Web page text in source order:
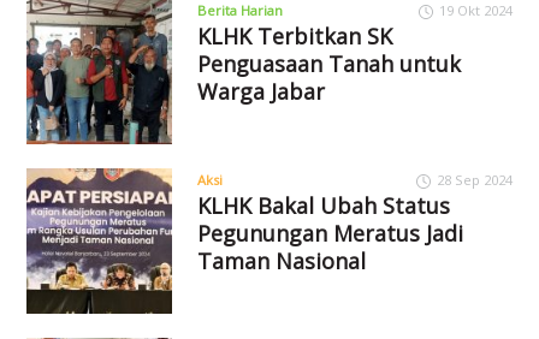
Berita Harian 19 Okt 2024
KLHK Terbitkan SK
Penguasaan Tanah untuk
Warga Jabar
Aksi 28 Sep 2024
KLHK Bakal Ubah Status
Pegunungan Meratus Jadi
Taman Nasional